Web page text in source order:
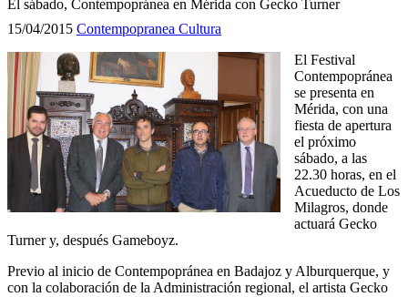
El sábado, Contempopránea en Mérida con Gecko Turner
15/04/2015 Contempopranea Cultura
El Festival
Contempopránea
se presenta en
Mérida, con una
fiesta de apertura
el próximo
sábado, a las
22.30 horas, en el
Acueducto de Los
Milagros, donde
actuará Gecko
Turner y, después Gameboyz.
Previo al inicio de Contempopránea en Badajoz y Alburquerque, y
con la colaboración de la Administración regional, el artista Gecko